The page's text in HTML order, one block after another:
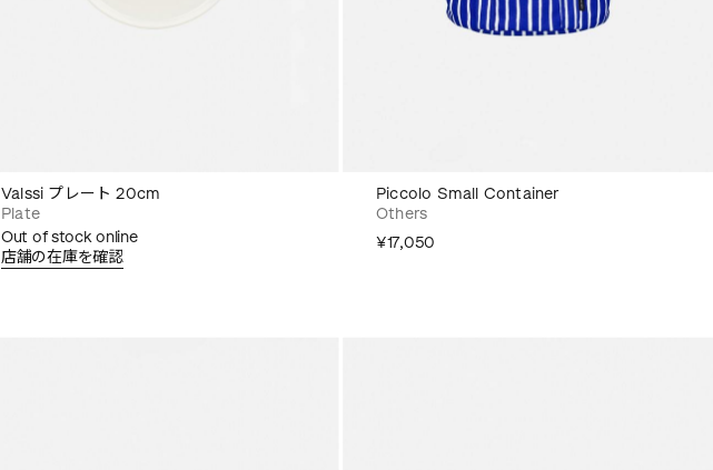
Valssi プレート 20cm
Plate
Out of stock online
店舗の在庫を確認
Piccolo Small Container
Others
¥17,050